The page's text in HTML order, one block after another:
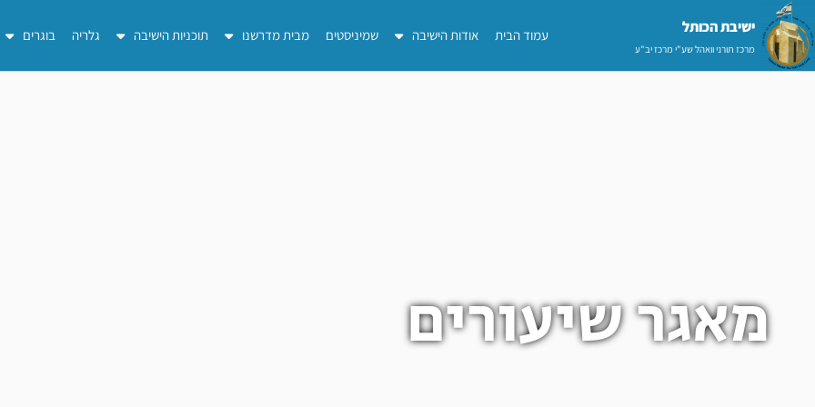
דילוג
לתוכן
ישיבת הכותל​
מרכז תורני וואהל שע"י מרכז יב"ע
עמוד הבית אודות הישיבה שמיניסטים מבית מדרשנו תוכניות הישיבה גלריה בוגרים
מאגר שיעורים